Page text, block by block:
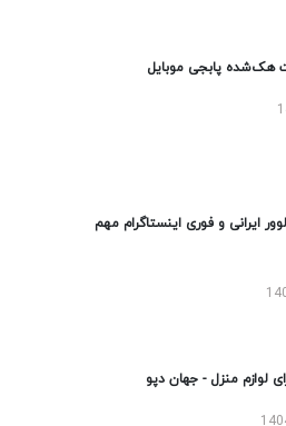
هک‌شده پابجی موبایل
ایرانی و فوری اینستاگرام مهم
لوازم منزل - جهان دپو